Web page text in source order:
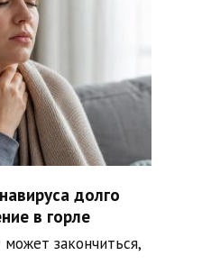
долго
в горле
закончиться,